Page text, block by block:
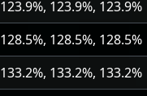
123.9%, 123.9%, 123.9%
128.5%, 128.5%, 128.5%
133.2%, 133.2%, 133.2%